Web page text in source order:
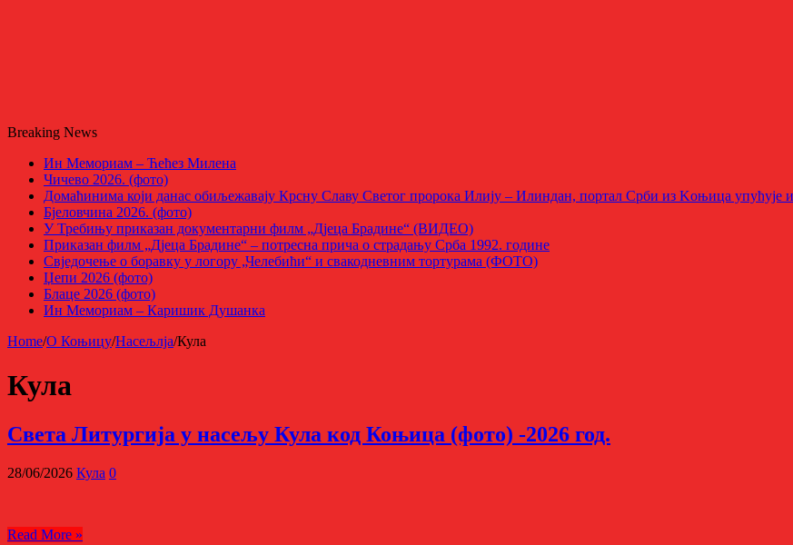
Breaking News
Ин Мемориам – Ћећез Милена
Чичево 2026. (фото)
Домаћинима који данас обиљежавају Крсну Славу Светог пророка Илију – Илиндан, портал Срби из Kоњица упућује
Бјеловчина 2026. (фото)
У Требињу приказан документарни филм „Дјеца Брадине“ (ВИДЕО)
Приказан филм „Дјеца Брадине“ – потресна прича о страдању Срба 1992. године
Свједочење о боравку у логору „Челебићи“ и свакодневним тортурама (ФОТО)
Џепи 2026 (фото)
Блаце 2026 (фото)
Ин Мемориам – Каришик Душанка
Home/О Коњицу/Насељлја/Кула
Кула
Света Литургија у насељу Кула код Коњица (фото) -2026 год.
28/06/2026 Кула 0
Read More »